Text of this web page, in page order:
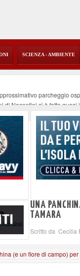
SCIENZA - AMBIENTE
parcheggio
di Nocentini si è fatto quasi
Necessarie”-09-08-
Quiz Musicale-
09-08-
strada
09-08-2026
UNA
TAMARA
Scritto da Cecilia